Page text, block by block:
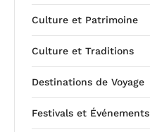
Culture et Patrimoine
Culture et Traditions
Destinations de Voyage
Festivals et Événements